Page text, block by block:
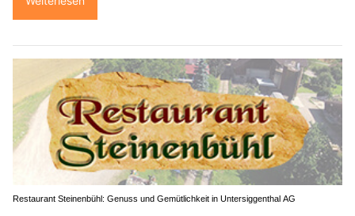
Restaurant Steinenbühl: Genuss und Gemütlichkeit in Untersiggenthal AG